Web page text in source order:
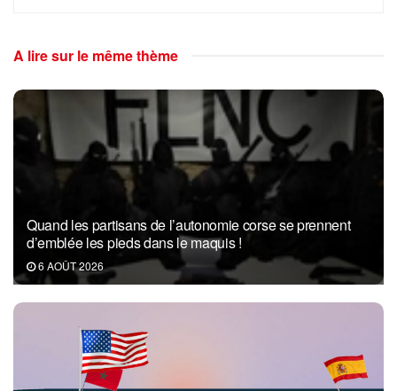
A lire sur le même thème
Quand les partisans de l’autonomie corse se prennent
d’emblée les pieds dans le maquis !
6 AOÛT 2026